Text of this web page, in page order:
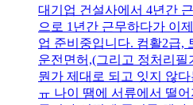
대기업 건설사에서 4년간
으로 1년간 근무하다가 이
업 준비중입니다. 컴활2급,
운전면허,(그리고 정처리
뭔가 제대로 되고 잇지 않
ㅠ 나이 땜에 서류에서 떨